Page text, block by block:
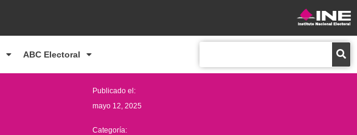
ABC Electoral
Publicado el:
mayo 12, 2025
Categoría: